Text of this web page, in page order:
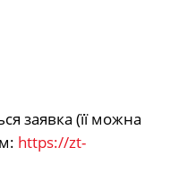
заявка (її можна
https://zt-